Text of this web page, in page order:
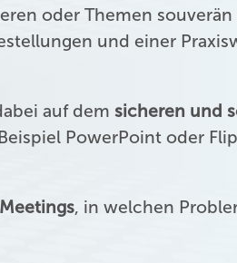
oder Themen souverän
und einer
auf demsicheren und
PowerPoint oder
, in welchen